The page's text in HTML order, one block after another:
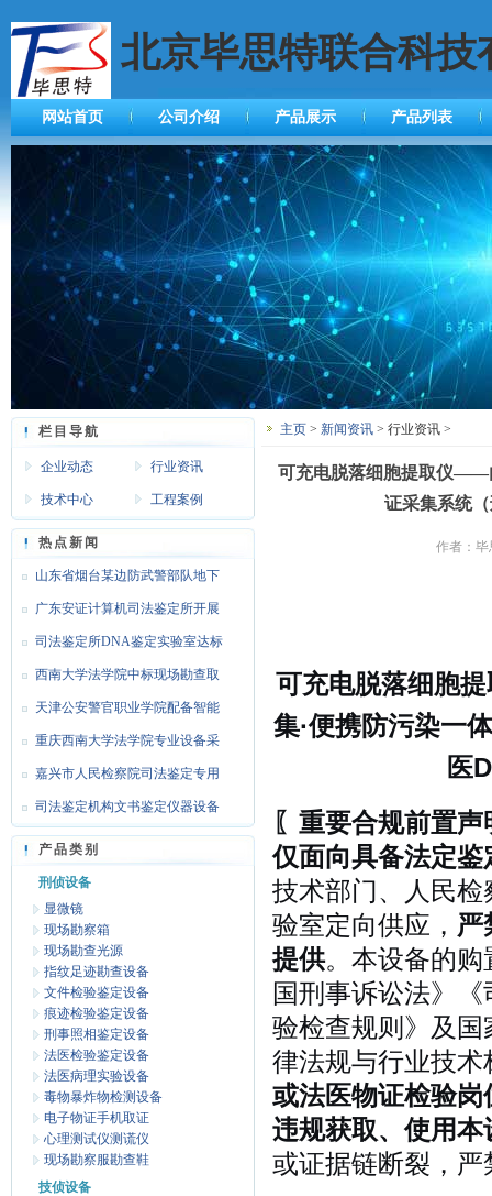
北京毕思特联合科技
网站首页 公司介绍 产品展示 产品列表
栏目导航
企业动态 行业资讯
技术中心 工程案例
热点新闻
山东省烟台某边防武警部队地下
靶场广东安证计算机司法鉴定所开展
文检司法鉴定所DNA鉴定实验室达标
设备西南大学法学院中标现场勘查取
证设天津公安警官职业学院配备智能
枪支重庆西南大学法学院专业设备采
购 嘉兴市人民检察院司法鉴定专用
设备司法鉴定机构文书鉴定仪器设备
达标
产品类别
刑侦设备
显微镜
现场勘察箱
现场勘查光源
指纹足迹勘查设备
文件检验鉴定设备
痕迹检验鉴定设备
刑事照相鉴定设备
法医检验鉴定设备
法医病理实验设备
毒物暴炸物检测设备
电子物证手机取证
心理测试仪测谎仪
现场勘察服勘查鞋
技侦设备
主页 > 新闻资讯 > 行业资讯 >
可充电脱落细胞提取仪——
证采集系统
作者：毕
可充电脱落细胞
集·便携防污染一
医
〖重要合规前置声
仅面向具备法定
技术部门、人民
验室定向供应， 严
提供。本设备的购
国刑事诉讼法》
验检查规则》及
律法规与行业技术
或法医物证检验
违规获取、使用本
或证据链断裂，